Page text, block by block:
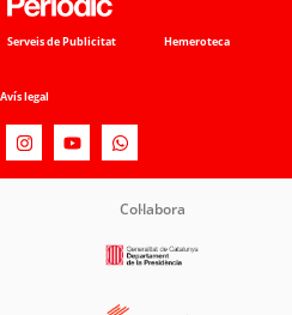
Serveis de Publicitat Hemeroteca
Avís legal
Col·labora